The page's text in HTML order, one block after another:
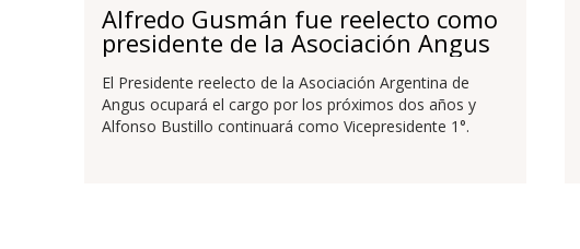
Alfredo Gusmán fue reelecto como
presidente de la Asociación Angus
El Presidente reelecto de la Asociación Argentina de
Angus ocupará el cargo por los próximos dos años y
Alfonso Bustillo continuará como Vicepresidente 1°.